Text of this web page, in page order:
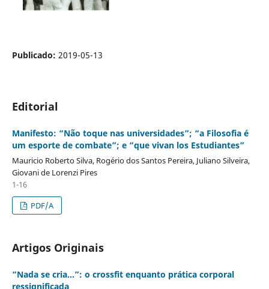
Publicado: 2019-05-13
Editorial
Manifesto: “Não toque nas universidades”; “a Filosofia é
um esporte de combate”; e “que vivan los Estudiantes”
Mauricio Roberto Silva, Rogério dos Santos Pereira, Juliano Silveira,
Giovani de Lorenzi Pires
1-16
PDF/A
Artigos Originais
“Nada se cria...”: o crossfit enquanto prática corporal
ressignificada